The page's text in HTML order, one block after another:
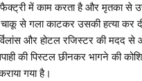
फैक्ट्री में काम करता है और मृतका
से गला काटकर उसकी हत्या कर
और होटल रजिस्टर की मदद
की पिस्टल छीनकर भागने की
गया है।